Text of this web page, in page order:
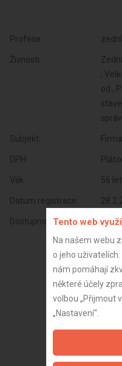
Profese:
Živnosti:
,
od ,
Subjekt:
DPH:
Věk: 56 let
Datum registrace:
Dostupnost:Tento web
Na našem webu
o jeho
nám pomáhají
některé účely
volbou „Přijmout
„Nastavení“.